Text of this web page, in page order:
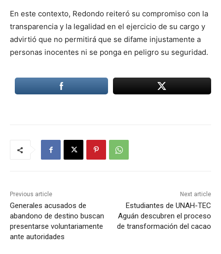
En este contexto, Redondo reiteró su compromiso con la
transparencia y la legalidad en el ejercicio de su cargo y
advirtió que no permitirá que se difame injustamente a
personas inocentes ni se ponga en peligro su seguridad.
Previous article
Generales acusados de
abandono de destino buscan
presentarse voluntariamente
ante autoridades
Next article
Estudiantes de UNAH-TEC
Aguán descubren el proceso
de transformación del cacao